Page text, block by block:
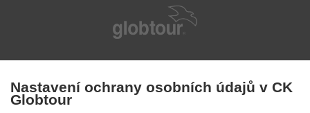
224 94 82 41
Nastavení ochrany osobních údajů v CK
Globtour